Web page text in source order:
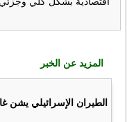
المزيد عن الخبر
الطيران الإسرائيلي يشن